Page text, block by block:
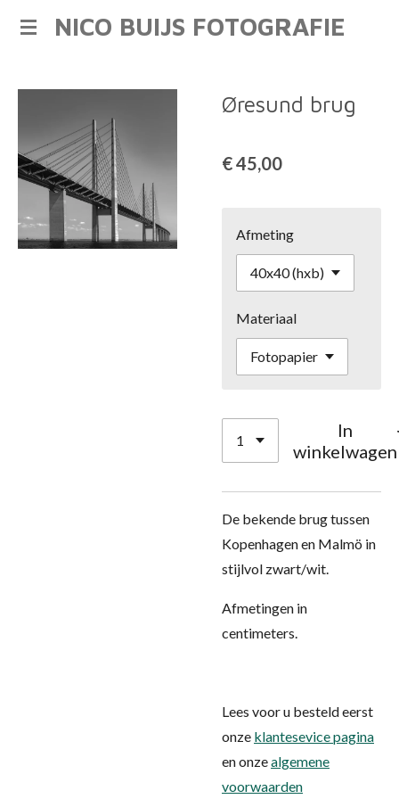
Ga
hoofdinhoud
NICO BUIJS FOTOGRAFIE
Øresund brug
€ 45,00
Afmeting
Materiaal
In
winkelwagen
De bekende brug tussen
Kopenhagen en Malmö in
stijlvol zwart/wit.
Afmetingen in
centimeters.
Lees voor u besteld eerst
onze klantesevice pagina
en onzealgemene
voorwaarden